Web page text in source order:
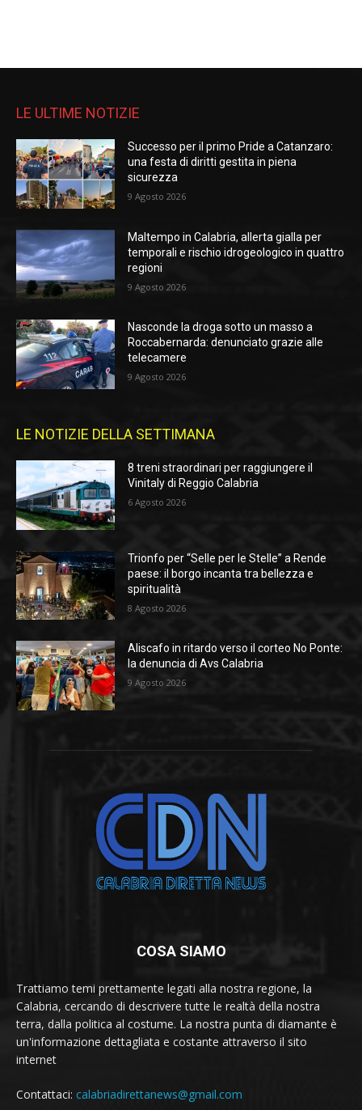
LE ULTIME NOTIZIE
Successo per il primo Pride a Catanzaro:
una festa di diritti gestita in piena
sicurezza
9 Agosto 2026
Maltempo in Calabria, allerta gialla per
temporali e rischio idrogeologico in quattro
regioni
9 Agosto 2026
Nasconde la droga sotto un masso a
Roccabernarda: denunciato grazie alle
telecamere
9 Agosto 2026
LE NOTIZIE DELLA SETTIMANA
8 treni straordinari per raggiungere il
Vinitaly di Reggio Calabria
6 Agosto 2026
Trionfo per “Selle per le Stelle” a Rende
paese: il borgo incanta tra bellezza e
spiritualità
8 Agosto 2026
Aliscafo in ritardo verso il corteo No Ponte:
la denuncia di Avs Calabria
9 Agosto 2026
COSA SIAMO
Trattiamo temi prettamente legati alla nostra regione, la
Calabria, cercando di descrivere tutte le realtà della nostra
terra, dalla politica al costume. La nostra punta di diamante è
un'informazione dettagliata e costante attraverso il sito
internet
Contattaci: calabriadirettanews@gmail.com